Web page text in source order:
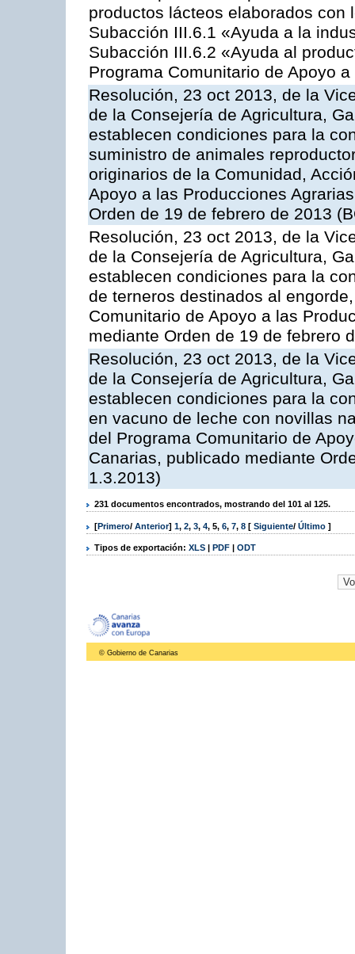
productos lácteos elaborados
Subacción III.6.1 «Ayuda a la
Subacción III.6.2 «Ayuda al
Programa Comunitario de Apoyo
Resolución, 23 oct 2013, de la
de la Consejería de Agricultura,
establecen condiciones para la
suministro de animales
originarios de la Comunidad,
Apoyo a las Producciones
Orden de 19 de febrero de 2013
Resolución, 23 oct 2013, de la
de la Consejería de Agricultura,
establecen condiciones para la
de terneros destinados al
Comunitario de Apoyo a las
mediante Orden de 19 de febrero
Resolución, 23 oct 2013, de la
de la Consejería de Agricultura,
establecen condiciones para la
en vacuno de leche con novillas
del Programa Comunitario de
Canarias, publicado mediante
1.3.2013)
231 documentos encontrados, mostrando del 101 al 125.
[Primero/ Anterior] 1, 2, 3, 4, 5, 6, 7, 8 [ Siguiente/ Último ]
Tipos de exportación: XLS | PDF | ODT
© Gobierno de Canarias